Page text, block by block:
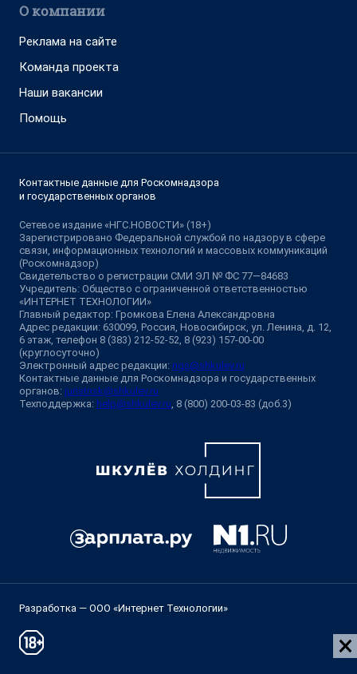
О компании
Реклама на сайте
Команда проекта
Наши вакансии
Помощь
Контактные данные для Роскомнадзора
и государственных органов
Сетевое издание «НГС.НОВОСТИ» (18+)
Зарегистрировано Федеральной службой по надзору в сфере
связи, информационных технологий и массовых коммуникаций
(Роскомнадзор)
Свидетельство о регистрации СМИ ЭЛ № ФС 77—84683
Учредитель: Общество с ограниченной ответственностью
«ИНТЕРНЕТ ТЕХНОЛОГИИ»
Главный редактор: Громкова Елена Александровна
Адрес редакции: 630099, Россия, Новосибирск, ул. Ленина, д. 12,
6 этаж, телефон 8 (383) 212-52-52, 8 (923) 157-00-00
(круглосуточно)
Электронный адрес редакции: ngs@shkulev.ru
Контактные данные для Роскомнадзора и государственных
органов: juristnsk@shkulev.ru
Техподдержка: help@shkulev.ru , 8 (800) 200-03-83 (доб.3)
Разработка — ООО «Интернет Технологии»